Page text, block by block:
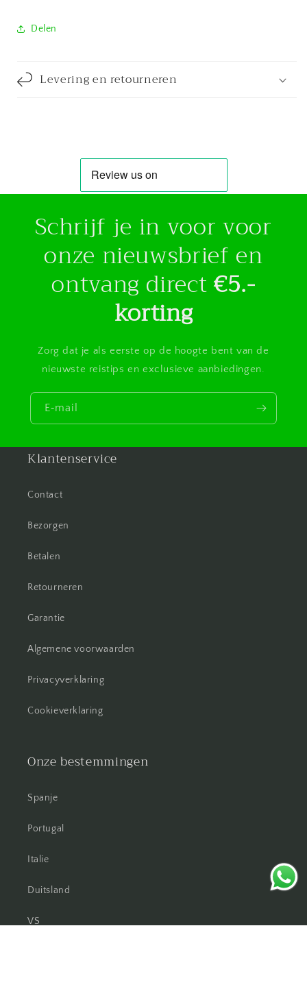
Delen
Levering en retourneren
Schrijf je in voor voor
onze nieuwsbrief en
ontvang direct€5.-
korting
Zorg dat je als eerste op de hoogte bent van de
nieuwste reistips en exclusieve aanbiedingen.
E‑mail
Klantenservice
Contact
Bezorgen
Betalen
Retourneren
Garantie
Algemene voorwaarden
Privacyverklaring
Cookieverklaring
Onze bestemmingen
Spanje
Portugal
Italie
Duitsland
VS